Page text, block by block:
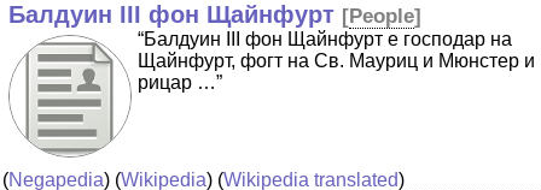
Балдуин III фон Щайнфурт [People]
“Балдуин III фон Щайнфурт е господар на
Щайнфурт, фогт на Св. Мауриц и Мюнстер и
рицар …”
(Negapedia) (Wikipedia) (Wikipedia translated)